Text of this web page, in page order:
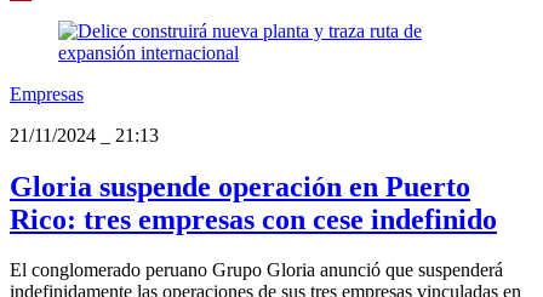
Empresas
21/11/2024
21:13
Gloria suspende operación en Puerto
Rico: tres empresas con cese indefinido
El conglomerado peruano Grupo Gloria anunció que suspenderá
indefinidamente las operaciones de sus tres empresas vinculadas en